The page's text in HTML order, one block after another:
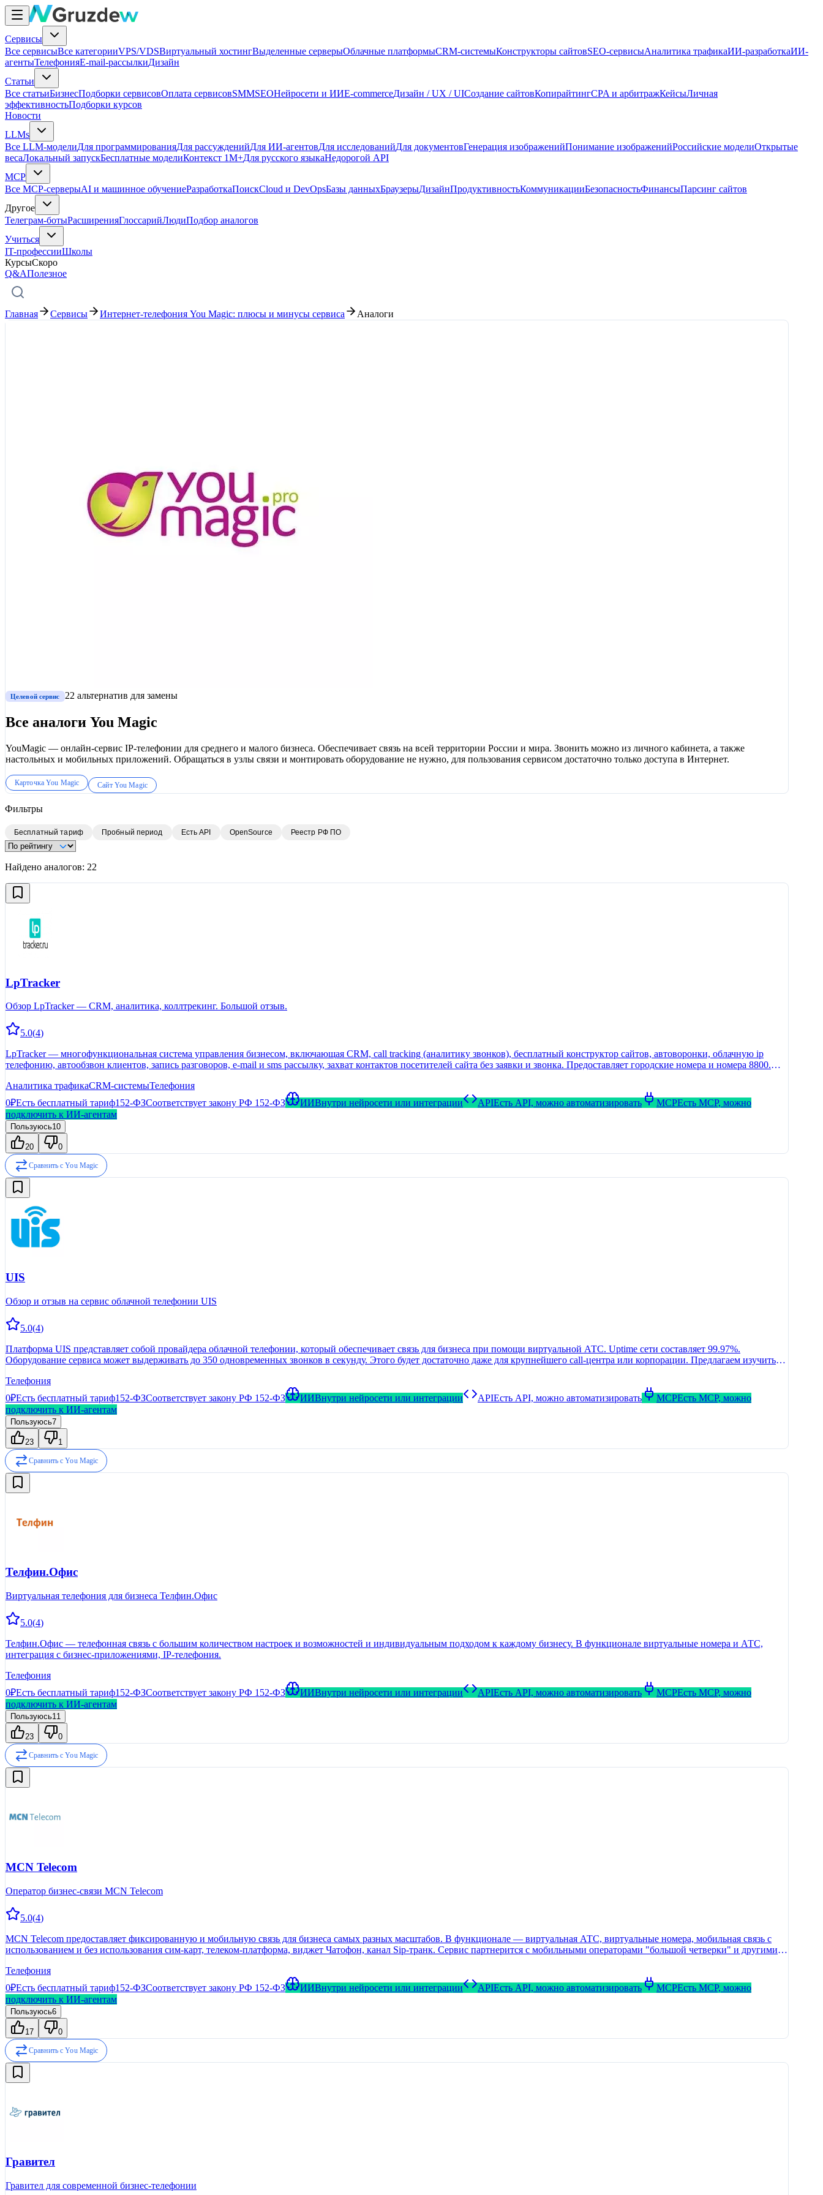
Сервисы
Все сервисыВсе категорииVPS/VDSВиртуальный хостингВыделенные серверыОблачные платформыCRM-системыКонструкторы сайтовSEO-сервисыАналитика трафикаИИ-разработкаИИ-
агентыТелефонияE-mail-рассылкиДизайн
Статьи
Все статьиБизнесПодборки сервисовОплата сервисовSMMSEOНейросети и ИИE-commerceДизайн / UX / UIСоздание сайтовКопирайтингCPA и арбитражКейсыЛичная
эффективностьПодборки курсов
Новости
LLMs
Все LLM-моделиДля программированияДля рассужденийДля ИИ-агентовДля исследованийДля документовГенерация изображенийПонимание изображенийРоссийские моделиОткрытые
весаЛокальный запускБесплатные моделиКонтекст 1M+Для русского языкаНедорогой API
MCP
Все MCP-серверыAI и машинное обучениеРазработкаПоискCloud и DevOpsБазы данныхБраузерыДизайнПродуктивностьКоммуникацииБезопасностьФинансыПарсинг сайтов
Другое
Телеграм-ботыРасширенияГлоссарийЛюдиПодбор аналогов
Учиться
IT-профессииШколы
КурсыСкоро
Q&AПолезное
Главная Сервисы Интернет-телефония You Magic: плюсы и минусы сервиса Аналоги
Целевой сервис 22 альтернатив для замены
Все аналоги You Magic
YouMagic — онлайн-сервис IP-телефонии для среднего и малого бизнеса. Обеспечивает связь на всей территории России и мира. Звонить можно из личного кабинета, а также
настольных и мобильных приложений. Обращаться в узлы связи и монтировать оборудование не нужно, для пользования сервисом достаточно только доступа в Интернет.
КарточкаYou Magic Сайт You Magic
Фильтры
Бесплатный тариф Пробный период Есть API OpenSource Реестр РФ ПО
Найдено аналогов: 22
LpTracker
Обзор LpTracker — CRM, аналитика, коллтрекинг. Большой отзыв.
5.0(4)
LpTracker — многофункциональная система управления бизнесом, включающая CRM, call tracking (аналитику звонков), бесплатный конструктор сайтов, автоворонки, облачную ip
телефонию, автообзвон клиентов, запись разговоров, е-mail и sms рассылку, захват контактов посетителей сайта без заявки и звонка. Предоставляет городские номера и номера 8800.
Аналитика трафикаCRM-системыТелефония
0₽Есть бесплатный тариф152-ФЗСоответствует закону РФ 152-ФЗ ИИВнутри нейросети или интеграции APIЕсть API, можно автоматизировать MCPЕсть MCP, можно
подключить к ИИ-агентам
Пользуюсь10
20 0
Сравнить сYou Magic
UIS
Обзор и отзыв на сервис облачной телефонии UIS
5.0(4)
Платформа UIS представляет собой провайдера облачной телефонии, который обеспечивает связь для бизнеса при помощи виртуальной АТС. Uptime сети составляет 99.97%.
Оборудование сервиса может выдерживать до 350 одновременных звонков в секунду. Этого будет достаточно даже для крупнейшего call-центра или корпорации. Предлагаем изучить
Телефония
0₽Есть бесплатный тариф152-ФЗСоответствует закону РФ 152-ФЗ ИИВнутри нейросети или интеграции APIЕсть API, можно автоматизировать MCPЕсть MCP, можно
подключить к ИИ-агентам
Пользуюсь7
23 1
Сравнить сYou Magic
Телфин.Офис
Виртуальная телефония для бизнеса Телфин.Офис
5.0(4)
Телфин.Офис — телефонная связь с большим количеством настроек и возможностей и индивидуальным подходом к каждому бизнесу. В функционале виртуальные номера и АТС,
интеграция с бизнес-приложениями, IP-телефония.
Телефония
0₽Есть бесплатный тариф152-ФЗСоответствует закону РФ 152-ФЗ ИИВнутри нейросети или интеграции APIЕсть API, можно автоматизировать MCPЕсть MCP, можно
подключить к ИИ-агентам
Пользуюсь11
23 0
Сравнить сYou Magic
MCN Telecom
Оператор бизнес-связи MCN Telecom
5.0(4)
MCN Telecom предоставляет фиксированную и мобильную связь для бизнеса самых разных масштабов. В функционале — виртуальная АТС, виртуальные номера, мобильная связь с
использованием и без использования сим-карт, телеком-платформа, виджет Чатофон, канал Sip-транк. Сервис партнерится с мобильными операторами "большой четверки" и другими
Телефония
0₽Есть бесплатный тариф152-ФЗСоответствует закону РФ 152-ФЗ ИИВнутри нейросети или интеграции APIЕсть API, можно автоматизировать MCPЕсть MCP, можно
подключить к ИИ-агентам
Пользуюсь6
17 0
Сравнить сYou Magic
Гравител
Гравител для современной бизнес-телефонии